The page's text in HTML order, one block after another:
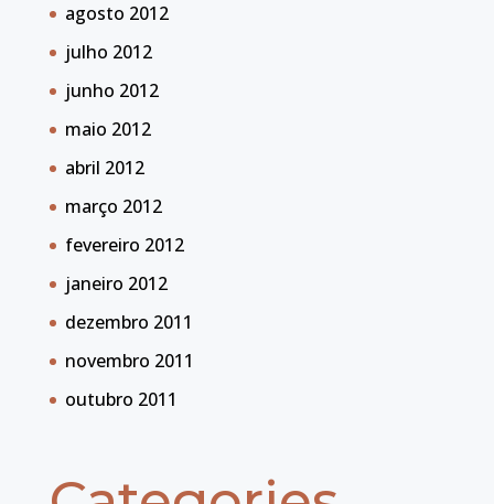
agosto 2012
julho 2012
junho 2012
maio 2012
abril 2012
março 2012
fevereiro 2012
janeiro 2012
dezembro 2011
novembro 2011
outubro 2011